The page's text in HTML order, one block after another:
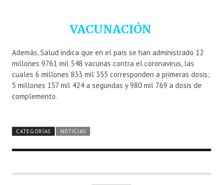
VACUNACIÓN
Además, Salud indica que en el país se han administrado 12
millones 9761 mil 548 vacunas contra el coronavirus, las
cuales 6 millones 833 mil 355 corresponden a primeras dosis;
5 millones 157 mil 424 a segundas y 980 mil 769 a dosis de
complemento.
CATEGORÍAS NOTICIAS